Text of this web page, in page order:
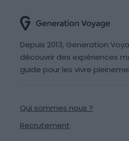
Depuis 2013, Generation
découvrir des expériences
guide pour les vivre
Qui sommes nous ?
Recrutement